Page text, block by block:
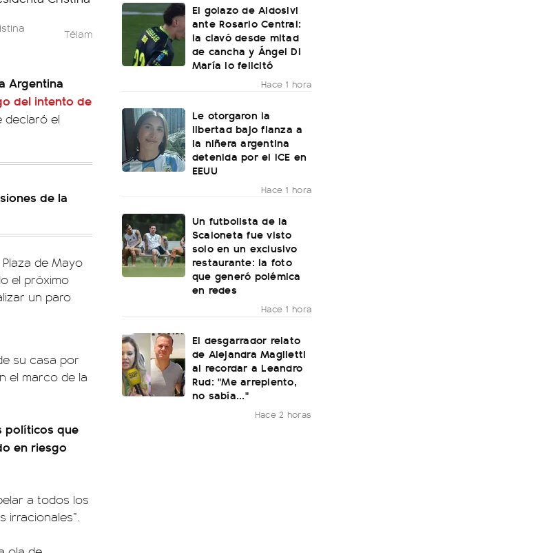
Télam
Argentina
del intento de
declaró el
de la
de Mayo
el próximo
un paro
su casa por
el marco de la
políticos que
en riesgo
a todos los
irracionales”.
El golazo de Aldosivi
ante Rosario Central:
la clavó desde mitad
de cancha y Ángel Di
María lo felicitó
Hace 1 hora
Le otorgaron la
libertad bajo fianza a
la niñera argentina
detenida por el ICE en
EEUU
Hace 1 hora
Un futbolista de la
Scaloneta fue visto
solo en un exclusivo
restaurante: la foto
que generó polémica
en redes
Hace 1 hora
El desgarrador relato
de Alejandra Maglietti
al recordar a Leandro
Rud: "Me arrepiento,
no sabía..."
Hace 2 horas